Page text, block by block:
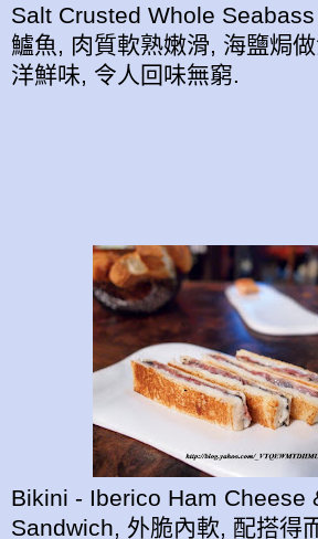
Salt Crusted Whole
鱸魚, 肉質軟熟嫩滑, 海鹽焗
洋鮮味, 令人回味無窮.
Bikini - Iberico Ham Cheese
Sandwich, 外脆內軟, 配搭得